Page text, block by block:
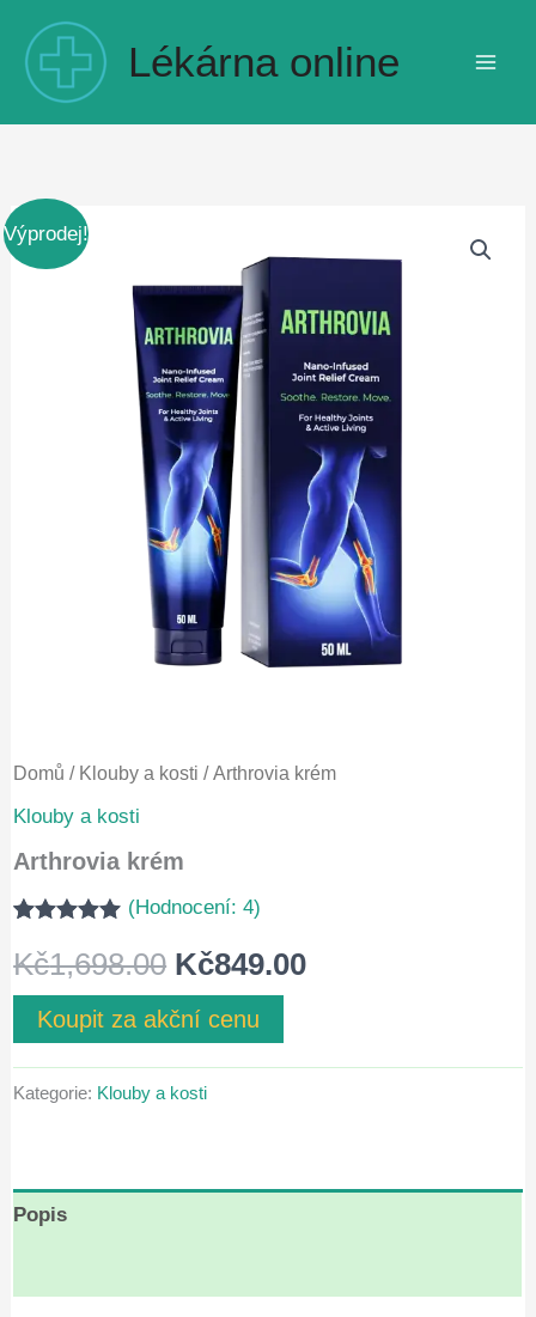
obsah
Lékárna online
Výprodej!
Domů / Klouby a kosti / Arthrovia krém
Klouby a kosti
Arthrovia krém
5.00z 5 na
základě
hodnocení
zákazníků
(Hodnocení: 4)
Kč1,698.00 Původní
cena
byla:
Kč849.00Aktuální
je:
Koupit za akční cenu
Kategorie: Klouby a kosti
Popis